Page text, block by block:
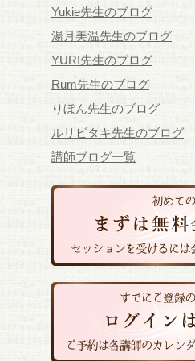
Yukie先生のブログ
湯月美温先生のブログ
YURI先生のブログ
Rum先生のブログ
りぼん先生のブログ
ルリビタキ先生のブログ
講師ブログ一覧